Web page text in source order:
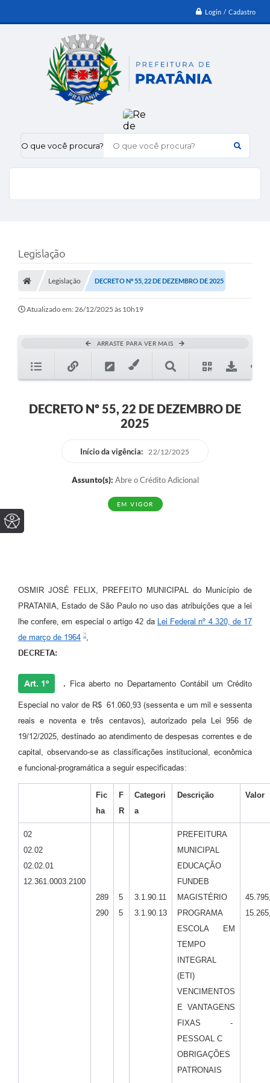
Login / Cadastro
O que você procura?
Legislação
Legislação DECRETO Nº 55, 22 DE DEZEMBRO DE 2025
Atualizado em: 26/12/2025 às 10h19
ARRASTE PARA VER MAIS
DECRETO Nº 55, 22 DE DEZEMBRO DE
2025
Início da vigência: 22/12/2025
Assunto(s): Abre o Crédito Adicional
EM VIGOR
OSMIR JOSÉ FELIX, PREFEITO MUNICIPAL do Município de
PRATANIA, Estado de São Paulo no uso das atribuições que a lei
lhe confere, em especial o artigo 42 da Lei Federal nº 4.320, de 17
de março de 1964
,
DECRETA:
Art. 1º . Fica aberto no Departamento Contábil um Crédito
Especial no valor de R$ 61.060,93 (sessenta e um mil e sessenta
reais e noventa e três centavos), autorizado pela Lei 956 de
19/12/2025, destinado ao atendimento de despesas correntes e de
capital, observando-se as classificações institucional, econômica
e funcional-programática a seguir especificadas:
Fic
ha
F
R
Categori
a
Descrição Valor
02
02.02
02.02.01
12.361.0003.2100
289
290
5
5
3.1.90.11
3.1.90.13
PREFEITURA
MUNICIPAL
EDUCAÇÃO
FUNDEB
MAGISTÉRIO
PROGRAMA
ESCOLA EM
TEMPO
INTEGRAL
(ETI)
VENCIMENTOS
E VANTAGENS
FIXAS -
PESSOAL C
OBRIGAÇÕES
PATRONAIS